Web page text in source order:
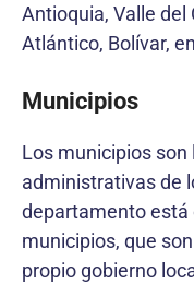
Antioquia, Valle del
Atlántico, Bolívar,
Municipios
Los municipios
administrativas de
departamento está
municipios, que
propio gobierno